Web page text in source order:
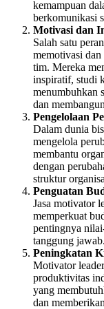
kemampuan
berkomunikasi
Motivasi dan
Salah satu
memotivasi
tim. Mereka
inspiratif, studi
menumbuhkan
dan
Pengelolaan
Dalam dunia
mengelola
membantu
dengan
struktur
Penguatan
Jasa motivator
memperkuat
pentingnya
tanggung jawab.
Peningkatan
Motivator
produktivitas
yang
dan